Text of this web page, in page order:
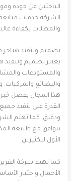
الباحثين عن جودة
الشركة خدمات
والمظلات بكفاءة
تصميم وتنفيذ هناجر
يعتبر تصميم وتنفيذ
والمستودعات
والبضائع
هذا المجال بفضل
القدرة على تنفيذ
ودقيق. كما تهتم
يتوافق مع طبيعة
الأول للكثيرين.
كما تهتم شركة
الأحمال واختيار